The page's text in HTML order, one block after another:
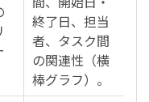
終了日、担当
者、タスク間
の関連性（横
棒グラフ）。